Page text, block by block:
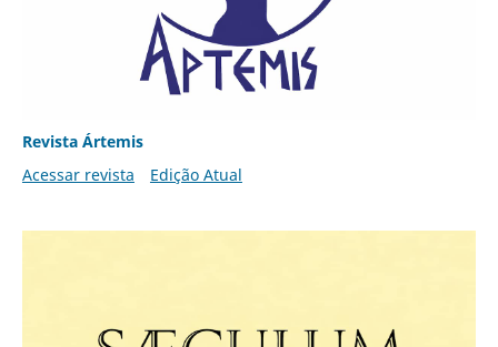
Revista Ártemis
Acessar revista
Edição Atual